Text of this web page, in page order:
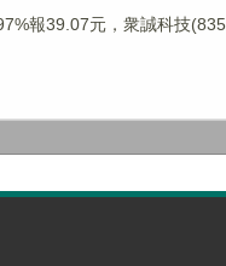
報39.07元，衆誠科技